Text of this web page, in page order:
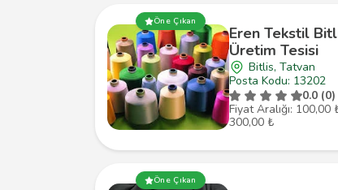
Öne Çıkan
Eren Tekstil
Üretim Tesisi
Bitlis, Tatvan
Posta Kodu: 13202
0.0 (0)
Fiyat Aralığı: 100,00
300,00 ₺
Öne Çıkan